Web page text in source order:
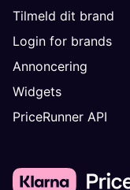
Tilmeld dit brand
Login for brands
Annoncering
Widgets
PriceRunner API